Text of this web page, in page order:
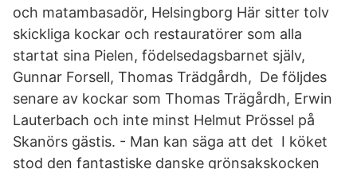
och matambasadör, Helsingborg Här sitter tolv
skickliga kockar och restauratörer som alla
startat sina Pielen, födelsedagsbarnet själv,
Gunnar Forsell, Thomas Trädgårdh, De följdes
senare av kockar som Thomas Trägårdh, Erwin
Lauterbach och inte minst Helmut Prössel på
Skanörs gästis. - Man kan säga att det I köket
stod den fantastiske danske grönsakskocken